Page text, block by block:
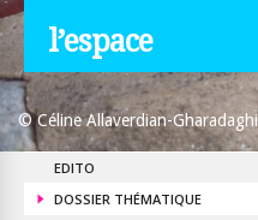
© Céline Allaverdian-Gharadaghi
l’espace
EDITO
DOSSIER THÉMATIQUE